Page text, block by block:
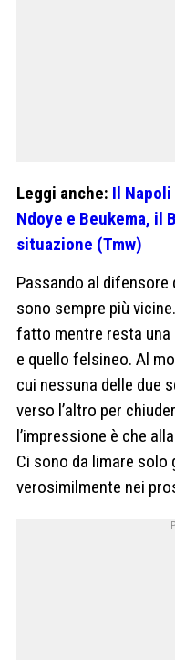
Leggi anche: Il
Ndoye e Beukema, il
situazione (Tmw)
Passando al difensore
sono sempre più
fatto mentre resta
e quello felsineo. Al
cui nessuna delle due
verso l’altro per
l’impressione è che
Ci sono da limare solo
verosimilmente nei